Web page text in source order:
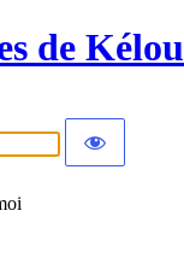
de Kélou